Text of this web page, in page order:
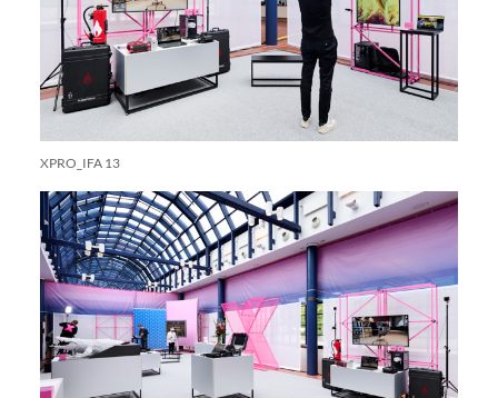
XPRO_IFA 13